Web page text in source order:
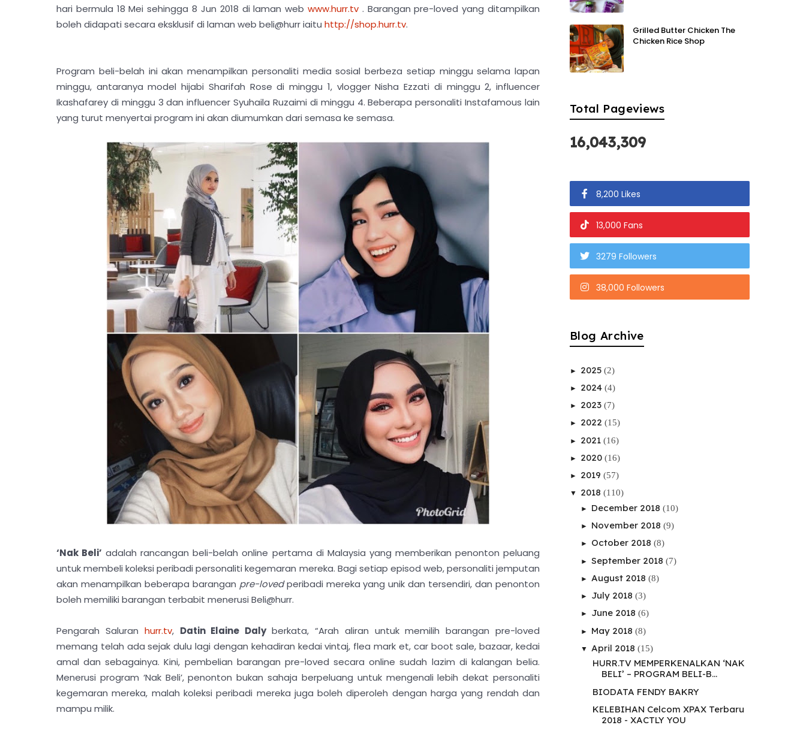
hari bermula 18 Mei sehingga 8 Jun 2018 di laman web www.hurr.tv. Barangan pre-loved yang ditampilkan
boleh didapati secara eksklusif di laman web beli@hurr iaitu http://shop.hurr.tv.
Program beli-belah ini akan menampilkan personaliti media sosial berbeza setiap minggu selama lapan
minggu, antaranya model hijabi Sharifah Rose di minggu 1, vlogger Nisha Ezzati di minggu 2, influencer
Ikashafarey di minggu 3 dan influencer Syuhaila Ruzaimi di minggu 4. Beberapa personaliti Instafamous lain
yang turut menyertai program ini akan diumumkan dari semasa ke semasa.
‘Nak Beli’ adalah rancangan beli-belah online pertama di Malaysia yang memberikan penonton peluang
untuk membeli koleksi peribadi personaliti kegemaran mereka. Bagi setiap episod web, personaliti jemputan
akan menampilkan beberapa barangan pre-lovedperibadi mereka yang unik dan tersendiri, dan penonton
boleh memiliki barangan terbabit menerusi Beli@hurr.
Pengarah Saluran hurr.tv, Datin Elaine Dalyberkata, “Arah aliran untuk memilih barangan pre-loved
memang telah ada sejak dulu lagi dengan kehadiran kedai vintaj, flea mark et, car boot sale, bazaar, kedai
amal dan sebagainya. Kini, pembelian barangan pre-loved secara online sudah lazim di kalangan belia.
Menerusi program ‘Nak Beli’, penonton bukan sahaja berpeluang untuk mengenali lebih dekat personaliti
kegemaran mereka, malah koleksi peribadi mereka juga boleh diperoleh dengan harga yang rendah dan
mampu milik.
Grilled Butter Chicken The
Chicken Rice Shop
Total Pageviews
16,043,309
8,200 Likes
13,000 Fans
3279 Followers
38,000 Followers
Blog Archive
► 2025 (2)
► 2024 (4)
► 2023 (7)
► 2022 (15)
► 2021 (16)
► 2020 (16)
► 2019 (57)
▼ 2018 (110)
► December 2018 (10)
► November 2018 (9)
► October 2018 (8)
► September 2018 (7)
► August 2018 (8)
► July 2018 (3)
► June 2018 (6)
► May 2018 (8)
▼ April 2018 (15)
HURR.TV MEMPERKENALKAN ‘NAK
BELI’ – PROGRAM BELI-B...
BIODATA FENDY BAKRY
KELEBIHAN Celcom XPAX Terbaru
2018 - XACTLY YOU